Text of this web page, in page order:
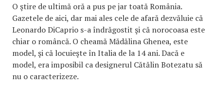
O ştire de ultimă oră a pus pe jar toată România.
Gazetele de aici, dar mai ales cele de afară dezvăluie că
Leonardo DiCaprio s-a îndrăgostit şi că norocoasa este
chiar o româncă. O cheamă Mădălina Ghenea, este
model, şi că locuieşte în Italia de la 14 ani. Dacă e
model, era imposibil ca designerul Cătălin Botezatu să
nu o caracterizeze.